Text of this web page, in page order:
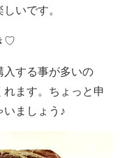
いです。
♡
入する事が多いの
ます。ちょっと申
いましょう♪